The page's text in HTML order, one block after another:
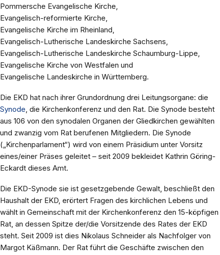
Pommersche Evangelische Kirche,
Evangelisch-reformierte Kirche,
Evangelische Kirche im Rheinland,
Evangelisch-Lutherische Landeskirche Sachsens,
Evangelisch-Lutherische Landeskirche Schaumburg-Lippe,
Evangelische Kirche von Westfalen und
Evangelische Landeskirche in Württemberg.
Die EKD hat nach ihrer Grundordnung drei Leitungsorgane: die
Synode, die Kirchenkonferenz und den Rat. Die Synode besteht
aus 106 von den synodalen Organen der Gliedkirchen gewählten
und zwanzig vom Rat berufenen Mitgliedern. Die Synode
(„Kirchenparlament“) wird von einem Präsidium unter Vorsitz
eines/einer Präses geleitet – seit 2009 bekleidet Kathrin Göring-
Eckardt dieses Amt.
Die EKD-Synode sie ist gesetzgebende Gewalt, beschließt den
Haushalt der EKD, erörtert Fragen des kirchlichen Lebens und
wählt in Gemeinschaft mit der Kirchenkonferenz den 15-köpfigen
Rat, an dessen Spitze der/die Vorsitzende des Rates der EKD
steht. Seit 2009 ist dies Nikolaus Schneider als Nachfolger von
Margot Käßmann. Der Rat führt die Geschäfte zwischen den